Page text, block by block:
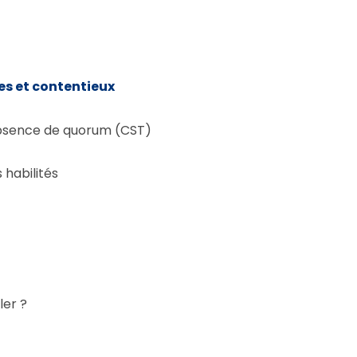
et contentieux
de quorum (CST)
habilités
?